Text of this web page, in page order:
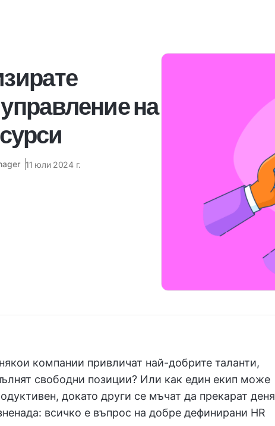
на
11 юли 2024 г.
компании привличат най-добрите таланти,
свободни позиции? Или как един екип може
докато други се мъчат да прекарат деня
всичко е въпрос на добре дефинирани HR